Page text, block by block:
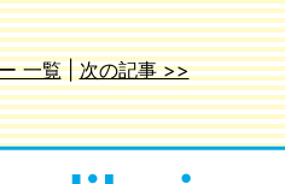
一覧|次の記事 >>